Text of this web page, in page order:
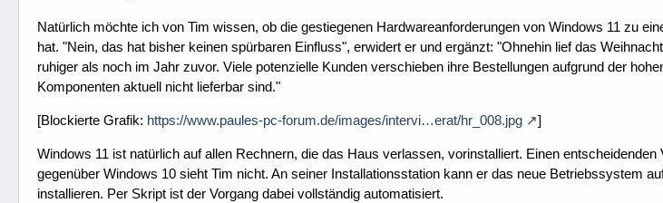
Natürlich möchte ich von Tim wissen, ob die gestiegenen Hardwareanforderungen von Windows 11 zu
hat. "Nein, das hat bisher keinen spürbaren Einfluss", erwidert er und ergänzt: "Ohnehin lief das
ruhiger als noch im Jahr zuvor. Viele potenzielle Kunden verschieben ihre Bestellungen aufgrund der
Komponenten aktuell nicht lieferbar sind."
[Blockierte Grafik: https://www.paules-pc-forum.de/images/intervi…erat/hr_008.jpg ]
Windows 11 ist natürlich auf allen Rechnern, die das Haus verlassen, vorinstalliert. Einen entscheidenden
gegenüber Windows 10 sieht Tim nicht. An seiner Installationsstation kann er das neue Betriebssystem
installieren. Per Skript ist der Vorgang dabei vollständig automatisiert.